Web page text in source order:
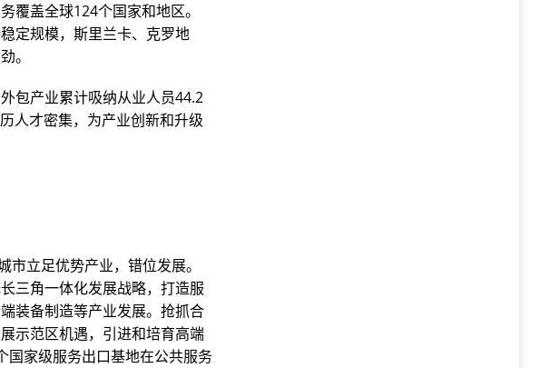
覆盖全球124个国家和地区。
定规模，斯里兰卡、克罗地
。
包产业累计吸纳从业人员44.2
人才密集，为产业创新和升级
市立足优势产业，错位发展。
三角一体化发展战略，打造服
装备制造等产业发展。抢抓合
示范区机遇，引进和培育高端
国家级服务出口基地在公共服务